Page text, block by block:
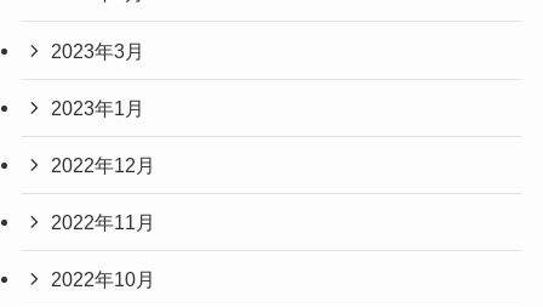
2023年3月
2023年1月
2022年12月
2022年11月
2022年10月